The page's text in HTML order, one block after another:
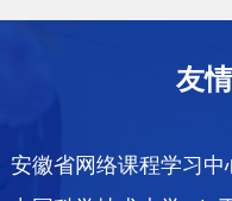
友
安徽省网络课程学习